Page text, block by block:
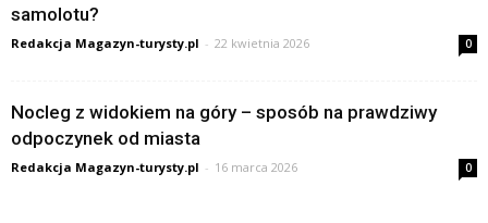
samolotu?
Redakcja Magazyn-turysty.pl - 22 kwietnia 2026 0
Nocleg z widokiem na góry – sposób na prawdziwy
odpoczynek od miasta
Redakcja Magazyn-turysty.pl - 16 marca 2026 0